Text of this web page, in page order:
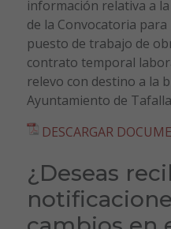
información relativa a
de la Convocatoria
puesto de trabajo de
contrato temporal
relevo con destino a la
Ayuntamiento de
DESCARGAR
¿Deseas